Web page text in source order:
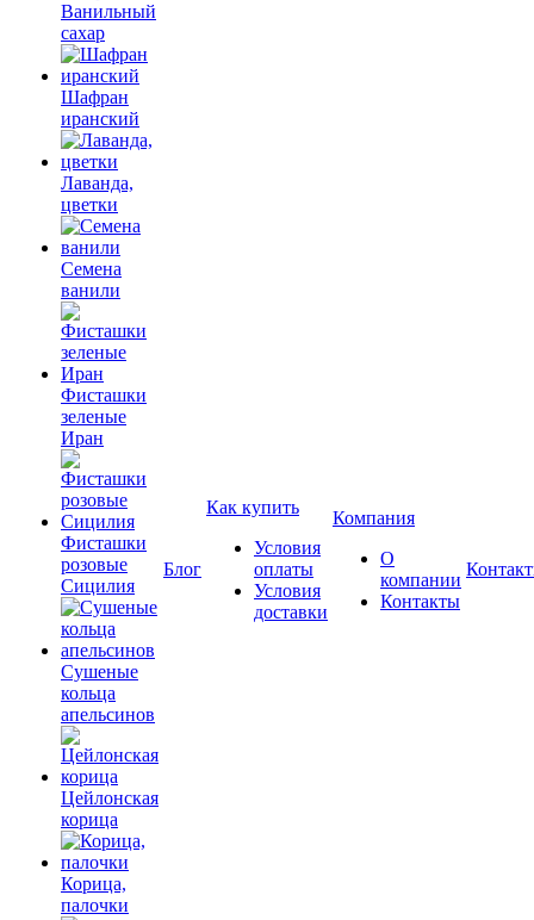
Ванильный
сахар
Шафран
иранский
Лаванда,
цветки
Семена
ванили
Фисташки
зеленые
Иран
Фисташки
розовые
Сицилия
Сушеные
кольца
апельсинов
Цейлонская
корица
Корица,
палочки
Блог
Как купить
Условия
оплаты
Условия
доставки
Компания
О
компании
Контакты